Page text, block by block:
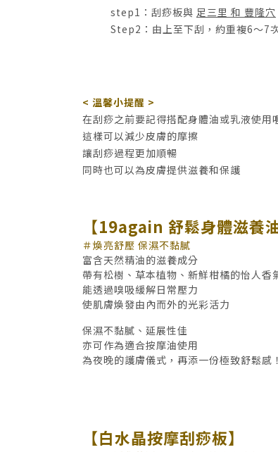
step1：刮痧板與 足三里 和 豐隆穴
Step2：由上至下刮，約重複6～7
< 溫馨小提醒 >
在刮痧之前要記得搭配身體油或乳液使用
這樣可以減少皮膚的摩擦
讓刮痧過程更加順暢
同時也可以為皮膚提供滋養和保護
【19again 舒鬆身體滋養
＃煥亮舒壓 保濕不黏膩
富含天然精油的滋養成分
帶有松樹、草本植物、新鮮柑橘的怡人香
能透過嗅吸緩解日常壓力
使肌膚煥發由內而外的光彩活力
保濕不黏膩、延展性佳
亦可作為適合按摩油使用
為夜晚的護膚儀式，再添一份極致舒鬆感！
【白水晶按摩刮痧板】